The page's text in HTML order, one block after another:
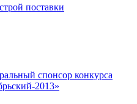
поставки
спонсор конкурса
2013»